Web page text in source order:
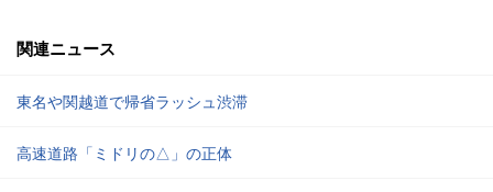
関連ニュース
東名や関越道で帰省ラッシュ渋滞
高速道路「ミドリの△」の正体